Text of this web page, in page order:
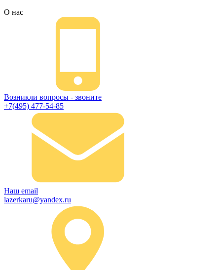
О нас
Возникли вопросы - звоните
+7(495) 477-54-85
Наш email
lazerkaru@yandex.ru